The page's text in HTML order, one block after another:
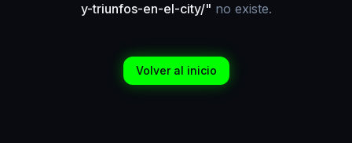
y-triunfos-en-el-city/" no existe.
Volver al inicio